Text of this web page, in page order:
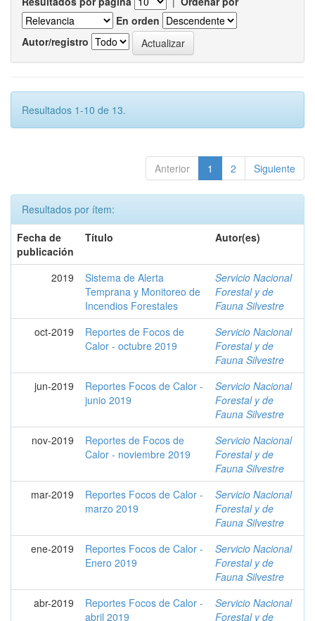
En orden
Autor/registro
Resultados 1-10 de 13.
Anterior 1 2 Siguiente
Resultados por ítem:
Fecha de
publicación
Título Autor(es)
2019
Sistema de Alerta
Temprana y Monitoreo de
Incendios Forestales
Servicio Nacional
Forestal y de
Fauna Silvestre
oct-2019
Reportes de Focos de
Calor - octubre 2019
Servicio Nacional
Forestal y de
Fauna Silvestre
jun-2019
Reportes Focos de Calor -
junio 2019
Servicio Nacional
Forestal y de
Fauna Silvestre
nov-2019
Reportes de Focos de
Calor - noviembre 2019
Servicio Nacional
Forestal y de
Fauna Silvestre
mar-2019
Reportes Focos de Calor -
marzo 2019
Servicio Nacional
Forestal y de
Fauna Silvestre
ene-2019
Reportes Focos de Calor -
Enero 2019
Servicio Nacional
Forestal y de
Fauna Silvestre
abr-2019
Reportes Focos de Calor -
abril 2019
Servicio Nacional
Forestal y de